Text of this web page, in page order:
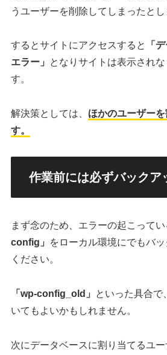
うユーザーを削除してしまったとし
するとサイトにアクセスすると
「
エラー」
となりサイトは表示され
す。
解決策としては、 ほかのユーザー
す。
作業前には必ずバックア
まず念のため、エラーの起こって
config」
をローカル環境にでもバ
ください。
「wp-config_old」
といった具合で
いてもよいかもしれません。
次にデータベースに割り当てるユー